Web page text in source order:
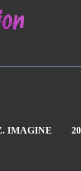
IMAGINE